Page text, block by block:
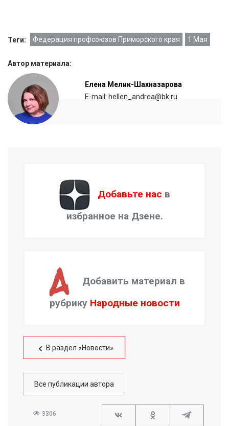
Теги: Федерация профсоюзов Приморского края 1 Мая
Автор материала:
Елена Мелик-Шахназарова
E-mail: hellen_andrea@bk.ru
Добавьте нас в
избранное на Дзене.
Добавить материал в
рубрику Народные новости
В раздел «Новости»
Все публикации автора
3306